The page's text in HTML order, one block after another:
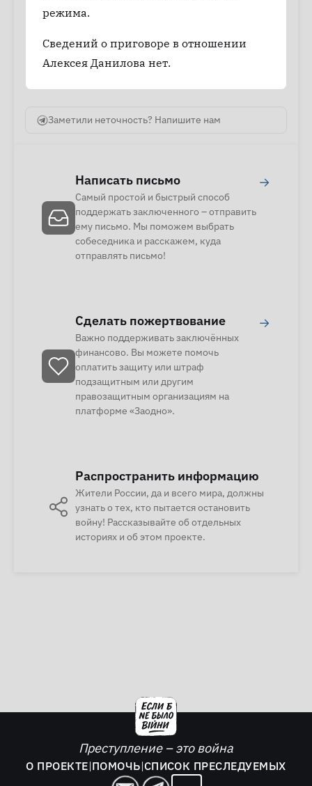
режима.
Сведений о приговоре в отношении
Алексея Данилова нет.
Заметили неточность? Напишите нам
Написать письмо
Самый простой и быстрый способ
поддержать заключенного – отправить
ему письмо. Мы поможем выбрать
собеседника и расскажем, куда
отправлять письмо!
→
Сделать пожертвование
Важно поддерживать заключённых
финансово. Вы можете помочь
оплатить защиту или штраф
подзащитным или другим
правозащитным организациям на
платформе «Заодно».
→
Распространить информацию
Жители России, да и всего мира, должны
узнать о тех, кто пытается остановить
войну! Рассказывайте об отдельных
историях и об этом проекте.
Преступление – это война
О ПРОЕКТЕ|ПОМОЧЬ|СПИСОК ПРЕСЛЕДУЕМЫХ